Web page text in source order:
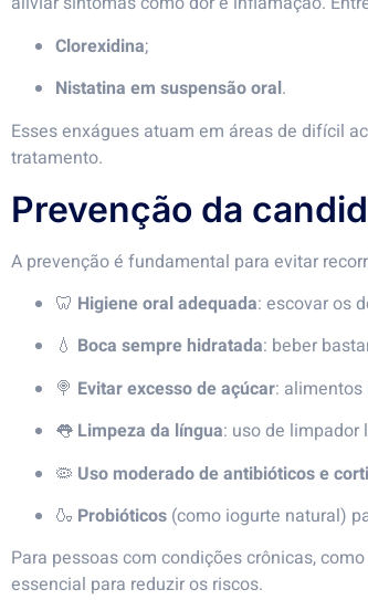
Clorexidina;
Nistatina em suspensão oral.
Esses enxágues atuam em áreas de difícil
tratamento.
Prevenção da
A prevenção é fundamental para evitar
🦷 Higiene oral adequada: escovar os
💧 Boca sempre hidratada: beber
🍭 Evitar excesso de açúcar:
👅 Limpeza da língua: uso de
🦠 Uso moderado de antibióticos e
🍶 Probióticos (como iogurte natural)
Para pessoas com condições crônicas,
essencial para reduzir os riscos.